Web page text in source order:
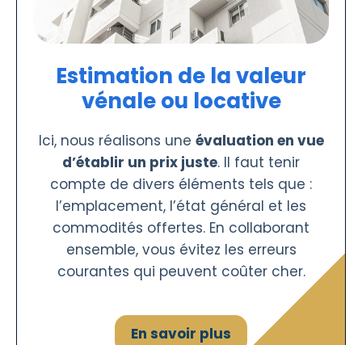
Estimation de la valeur
vénale ou locative
Ici, nous réalisons une évaluation en vue
d’établir un prix juste. Il faut tenir
compte de divers éléments tels que :
l’emplacement, l’état général et les
commodités offertes. En collaborant
ensemble, vous évitez les erreurs
courantes qui peuvent coûter cher.
En savoir plus